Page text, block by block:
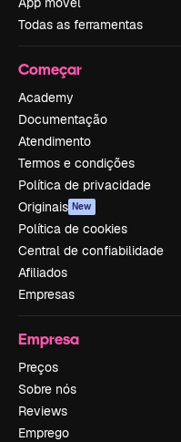
Todas as ferramentas
Começar
Academy
Documentação
Atendimento
Termos e condições
Política de privacidade
Originais New
Política de cookies
Central de confiabilidade
Afiliados
Empresas
Empresa
Preços
Sobre nós
Reviews
Emprego